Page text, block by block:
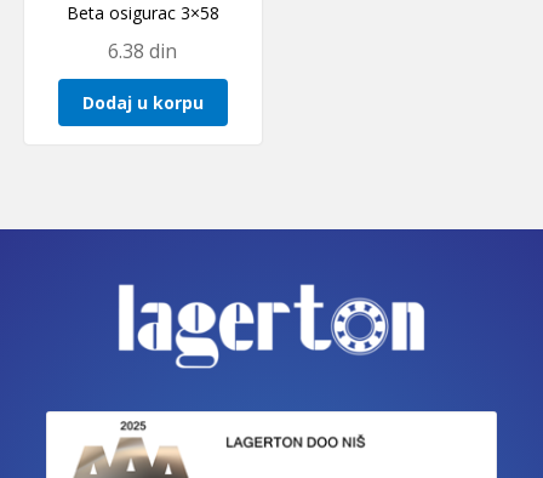
Beta osigurac 3×58
6.38din
Dodaj u korpu